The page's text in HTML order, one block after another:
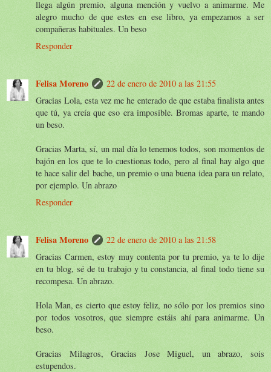
llega algún premio, alguna mención y vuelvo a animarme. Me
alegro mucho de que estes en ese libro, ya empezamos a ser
compañeras habituales. Un beso
Responder
Felisa Moreno
22 de enero de 2010 a las 21:55
Gracias Lola, esta vez me he enterado de que estaba finalista antes
que tú, ya creía que eso era imposible. Bromas aparte, te mando
un beso.
Gracias Marta, sí, un mal día lo tenemos todos, son momentos de
bajón en los que te lo cuestionas todo, pero al final hay algo que
te hace salir del bache, un premio o una buena idea para un relato,
por ejemplo. Un abrazo
Responder
Felisa Moreno
22 de enero de 2010 a las 21:58
Gracias Carmen, estoy muy contenta por tu premio, ya te lo dije
en tu blog, sé de tu trabajo y tu constancia, al final todo tiene su
recompesa. Un abrazo.
Hola Man, es cierto que estoy feliz, no sólo por los premios sino
por todos vosotros, que siempre estáis ahí para animarme. Un
beso.
Gracias Milagros, Gracias Jose Miguel, un abrazo, sois
estupendos.